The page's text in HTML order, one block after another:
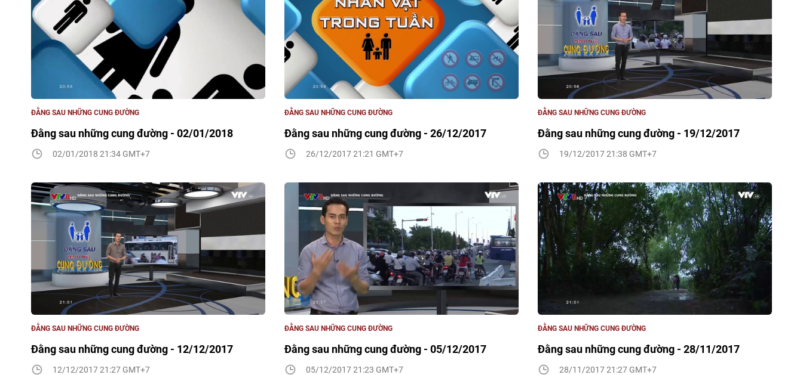
Đằng sau những cung đường - 02/01/2018
ĐẰNG SAU NHỮNG CUNG ĐƯỜNG
02/01/2018 21:34 GMT+7
Đằng sau những cung đường - 26/12/2017
ĐẰNG SAU NHỮNG CUNG ĐƯỜNG
26/12/2017 21:21 GMT+7
Đằng sau những cung đường - 19/12/2017
ĐẰNG SAU NHỮNG CUNG ĐƯỜNG
19/12/2017 21:38 GMT+7
Đằng sau những cung đường - 12/12/2017
ĐẰNG SAU NHỮNG CUNG ĐƯỜNG
12/12/2017 21:27 GMT+7
Đằng sau những cung đường - 05/12/2017
ĐẰNG SAU NHỮNG CUNG ĐƯỜNG
05/12/2017 21:23 GMT+7
Đằng sau những cung đường - 28/11/2017
ĐẰNG SAU NHỮNG CUNG ĐƯỜNG
28/11/2017 21:27 GMT+7